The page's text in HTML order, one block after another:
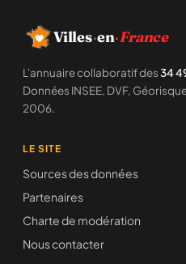
Villes·en·France
L'annuaire collaboratif des34
Données INSEE, DVF,
2006.
LE SITE
Sources des données
Partenaires
Charte de modération
Nous contacter